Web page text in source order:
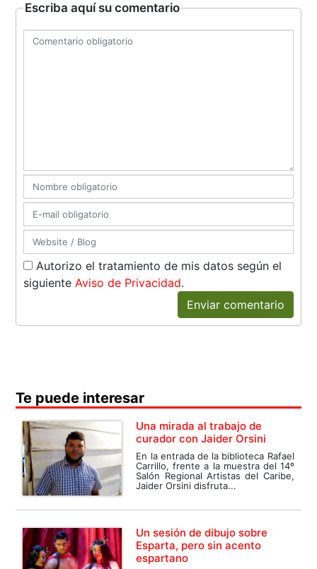
Escriba aquí su comentario
Autorizo el tratamiento de mis datos según el
siguienteAviso de Privacidad.
Enviar comentario
Te puede interesar
Una mirada al trabajo de
curador con Jaider Orsini
En la entrada de la biblioteca Rafael
Carrillo, frente a la muestra del 14º
Salón Regional Artistas del Caribe,
Jaider Orsini disfruta...
Un sesión de dibujo sobre
Esparta, pero sin acento
espartano